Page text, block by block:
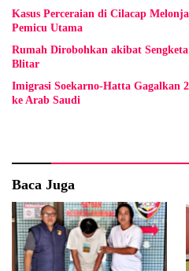
Kasus Perceraian di Cilacap
Pemicu Utama
Rumah Dirobohkan akibat
Blitar
Imigrasi Soekarno-Hatta Gagalkan
ke Arab Saudi
Baca Juga